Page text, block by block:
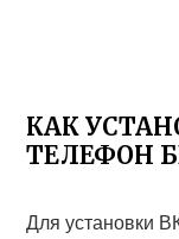
КАК
ТЕЛЕФОН
Для установки